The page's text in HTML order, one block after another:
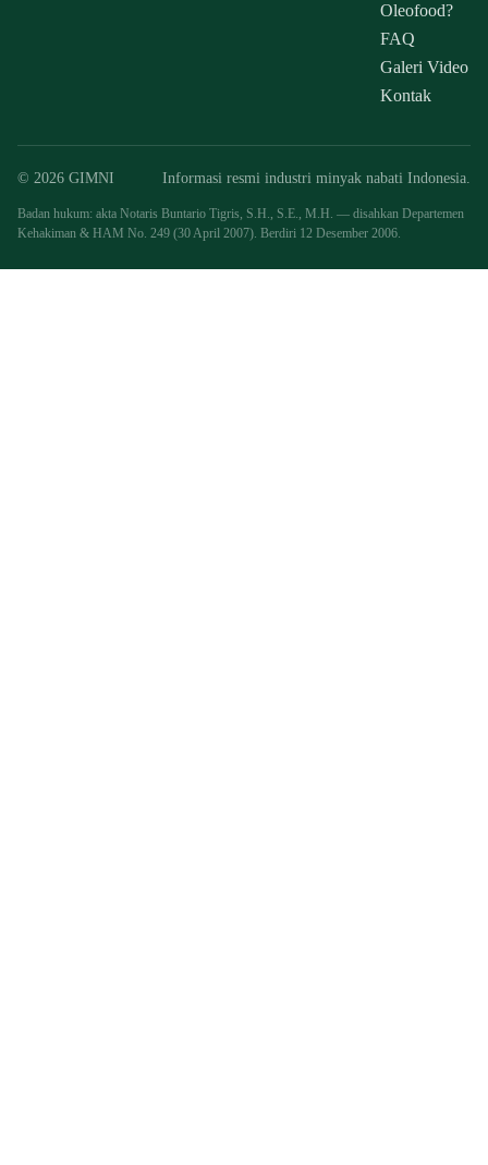
Oleofood?
FAQ
Galeri Video
Kontak
© 2026 GIMNI Informasi resmi industri minyak nabati Indonesia.
Badan hukum: akta Notaris Buntario Tigris, S.H., S.E., M.H. — disahkan Departemen
Kehakiman & HAM No. 249 (30 April 2007). Berdiri 12 Desember 2006.